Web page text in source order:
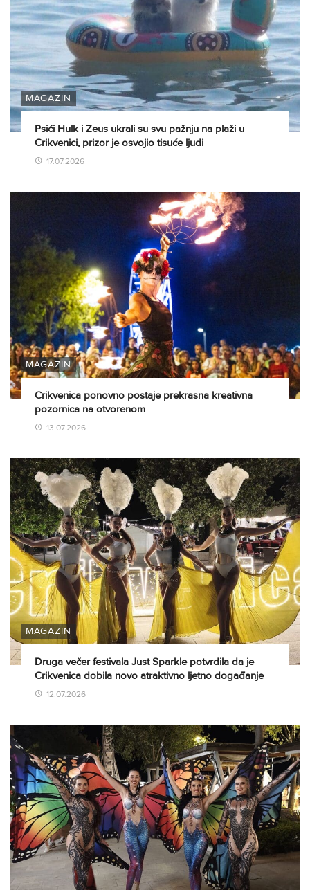
MAGAZIN
Psići Hulk i Zeus ukrali su svu pažnju na plaži u
Crikvenici, prizor je osvojio tisuće ljudi
17.07.2026
MAGAZIN
Crikvenica ponovno postaje prekrasna kreativna
pozornica na otvorenom
13.07.2026
MAGAZIN
Druga večer festivala Just Sparkle potvrdila da je
Crikvenica dobila novo atraktivno ljetno događanje
12.07.2026